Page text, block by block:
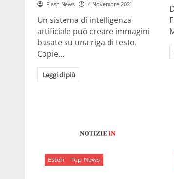
Flash News 4 Novembre 2021
Un sistema di intelligenza
artificiale può creare immagini
basate su una riga di testo.
Copie…
Leggi di più
Esteri Top-News